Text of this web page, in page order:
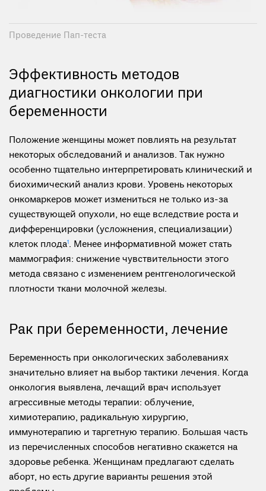
Проведение Пап-теста
Эффективность методов
диагностики онкологии при
беременности
Положение женщины может повлиять на результат
некоторых обследований и анализов. Так нужно
особенно тщательно интерпретировать клинический и
биохимический анализ крови. Уровень некоторых
онкомаркеров может измениться не только из-за
существующей опухоли, но еще вследствие роста и
дифференцировки (усложнения, специализации)
клеток плода1. Менее информативной может стать
маммография: снижение чувствительности этого
метода связано с изменением рентгенологической
плотности ткани молочной железы.
Рак при беременности, лечение
Беременность при онкологических заболеваниях
значительно влияет на выбор тактики лечения. Когда
онкология выявлена, лечащий врач использует
агрессивные методы терапии: облучение,
химиотерапию, радикальную хирургию,
иммунотерапию и таргетную терапию. Большая часть
из перечисленных способов негативно скажется на
здоровье ребенка. Женщинам предлагают сделать
аборт, но есть другие варианты решения этой